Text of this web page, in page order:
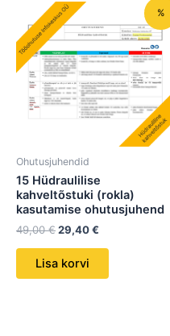
%
Ohutusjuhendid
15 Hüdraulilise
kahveltõstuki (rokla)
kasutamise ohutusjuhend
49,00€
Algne
hind
oli:
49,00 €.
29,40€
Praegune
hind
on:
29,40 €.
Lisa korvi